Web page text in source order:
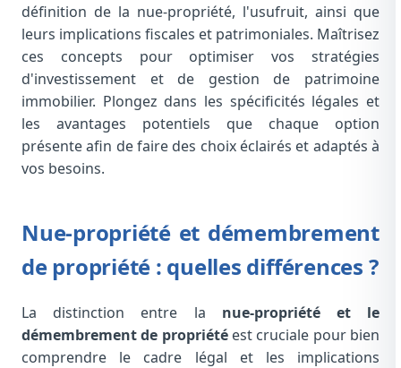
définition de la nue-propriété, l'usufruit, ainsi que
leurs implications fiscales et patrimoniales. Maîtrisez
ces concepts pour optimiser vos stratégies
d'investissement et de gestion de patrimoine
immobilier. Plongez dans les spécificités légales et
les avantages potentiels que chaque option
présente afin de faire des choix éclairés et adaptés à
vos besoins.
Nue-propriété et démembrement
de propriété : quelles différences ?
La distinction entre la nue-propriété et le
démembrement de propriétéest cruciale pour bien
comprendre le cadre légal et les implications